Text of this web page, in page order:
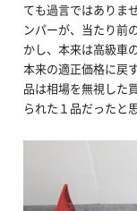
ても過言ではありま
ンパーが、当たり前
かし、本来は高級車
本来の適正価格に戻
品は相場を無視した
られた１品だったと